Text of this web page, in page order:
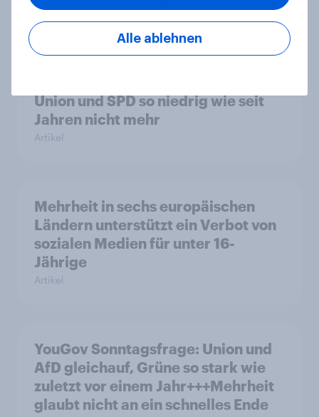
Union und SPD so niedrig wie seit
Jahren nicht mehr
Artikel
Mehrheit in sechs europäischen
Ländern unterstützt ein Verbot von
sozialen Medien für unter 16-
Jährige
Artikel
YouGov Sonntagsfrage: Union und
AfD gleichauf, Grüne so stark wie
zuletzt vor einem Jahr+++Mehrheit
glaubt nicht an ein schnelles Ende
Alle ablehnen